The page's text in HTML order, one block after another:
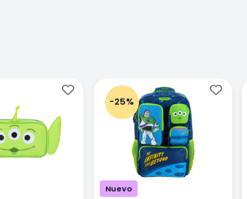
-25%
Nuevo